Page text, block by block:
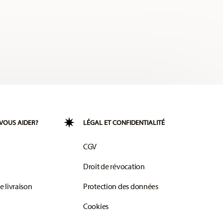
AIDER?
livraison
LÉGAL ET CONFIDENTIALITÉ
CGV
Droit de révocation
Protection des données
Cookies